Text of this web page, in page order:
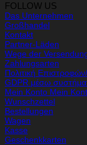
FOLLOW US
Das Unternehmen
Großhandel
Kontakt
Partner-Läden
Wege der
Zahlungsarten
Πολιτική
GDPR μέσω
Mein Konto Mein
Wunschzettel
Bestellungen
Wagen
Kasse
Geschenkkarten